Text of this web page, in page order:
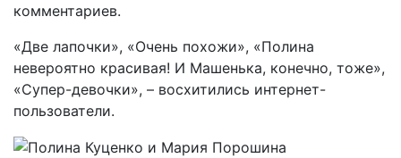
комментариев.
«Две лапочки», «Очень похожи», «Полина
невероятно красивая! И Машенька, конечно, тоже»,
«Супер-девочки», – восхитились интернет-
пользователи.